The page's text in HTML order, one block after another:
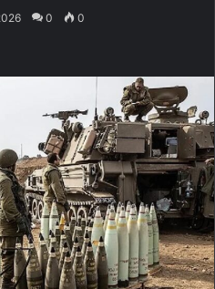
0 0